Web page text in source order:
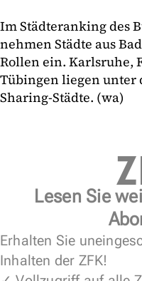
Im Städteranking des
nehmen Städte aus
Rollen ein. Karlsruhe,
Tübingen liegen unter
Sharing-Städte. (wa)
Lesen Sie
Erhalten Sie
Inhalten der ZFK!